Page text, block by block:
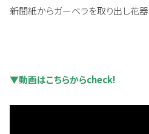
新聞紙からガーベラを取り出し花器
▼動画はこちらからcheck!